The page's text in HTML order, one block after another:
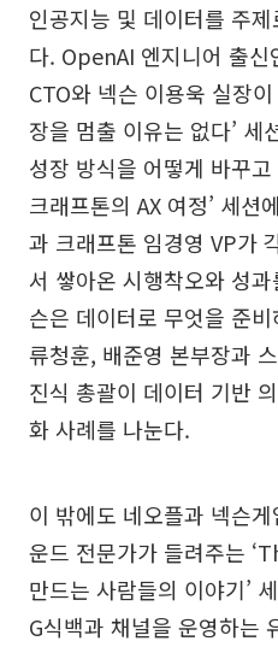
인공지능 및 데이터를 주
다. OpenAI 엔지니어 출
CTO와 넥슨 이용욱 실장
장을 멈출 이유는 없다’ 세
성장 방식을 어떻게 바꾸
크래프톤의 AX 여정’ 세션
과 크래프톤 임경영 VP가
서 쌓아온 시행착오와 성
슨은 데이터로 무엇을 준
류청훈, 배준영 본부장과
진식 총괄이 데이터 기반
화 사례를 나눈다.
이 밖에도 네오플과 넥슨
운드 전문가가 들려주는
만드는 사람들의 이야기’
G식백과 채널을 운영하는